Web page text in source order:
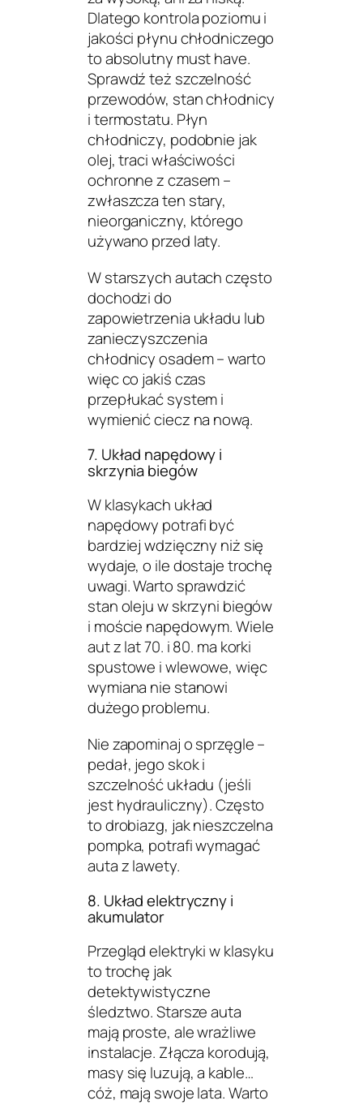
Dlatego kontrola poziomu i
jakości płynu chłodniczego
to absolutny must have.
Sprawdź też szczelność
przewodów, stan chłodnicy
i termostatu. Płyn
chłodniczy, podobnie jak
olej, traci właściwości
ochronne z czasem –
zwłaszcza ten stary,
nieorganiczny, którego
używano przed laty.
W starszych autach często
dochodzi do
zapowietrzenia układu lub
zanieczyszczenia
chłodnicy osadem – warto
więc co jakiś czas
przepłukać system i
wymienić ciecz na nową.
7. Układ napędowy i
skrzynia biegów
W klasykach układ
napędowy potrafi być
bardziej wdzięczny niż się
wydaje, o ile dostaje trochę
uwagi. Warto sprawdzić
stan oleju w skrzyni biegów
i moście napędowym. Wiele
aut z lat 70. i 80. ma korki
spustowe i wlewowe, więc
wymiana nie stanowi
dużego problemu.
Nie zapominaj o sprzęgle –
pedał, jego skok i
szczelność układu (jeśli
jest hydrauliczny). Często
to drobiazg, jak nieszczelna
pompka, potrafi wymagać
auta z lawety.
8. Układ elektryczny i
akumulator
Przegląd elektryki w klasyku
to trochę jak
detektywistyczne
śledztwo. Starsze auta
mają proste, ale wrażliwe
instalacje. Złącza korodują,
masy się luzują, a kable…
cóż, mają swoje lata. Warto